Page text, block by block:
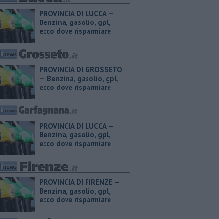
PROVINCIA DI LUCCA — ​
Benzina, gasolio, gpl,
ecco dove risparmiare
PROVINCIA DI GROSSETO
— ​Benzina, gasolio, gpl,
ecco dove risparmiare
PROVINCIA DI LUCCA — ​
Benzina, gasolio, gpl,
ecco dove risparmiare
PROVINCIA DI FIRENZE — ​
Benzina, gasolio, gpl,
ecco dove risparmiare